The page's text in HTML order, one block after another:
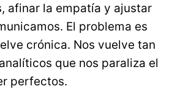
afinar la empatía y ajustar
El problema es
crónica. Nos vuelve tan
que nos paraliza el
perfectos.